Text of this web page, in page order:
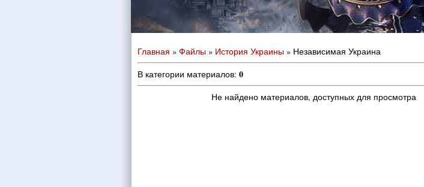
Главная » Файлы » История Украины » Независимая Украина
В категории материалов: 0
Не найдено материалов, доступных для просмотра